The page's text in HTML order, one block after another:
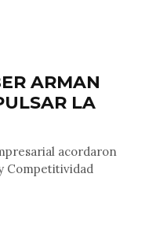
ARMAN
LA
acordaron
Competitividad